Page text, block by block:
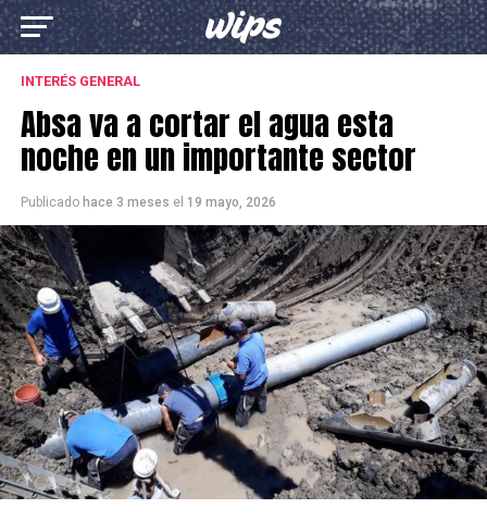
INTERÉS GENERAL
Absa va a cortar el agua esta
noche en un importante sector
Publicado hace 3 meses el 19 mayo, 2026